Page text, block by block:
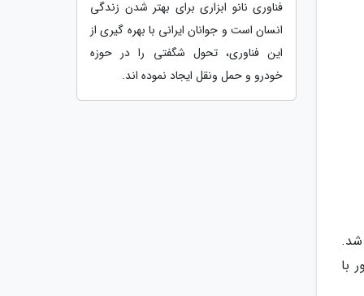
شد.
با
فناوری نانو ابزاری برای بهتر شدن زندگی
انسان است و جوانان ایرانی با بهره گیری از
این فناوری، تحول شگفتی را در حوزه
خودرو و حمل ونقل ایجاد نموده اند.